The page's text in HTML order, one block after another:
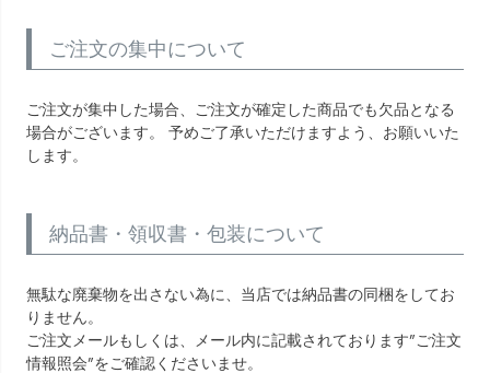
ご注文の集中について
ご注文が集中した場合、ご注文が確定した商品でも欠品となる
場合がございます。 予めご了承いただけますよう、お願いいた
します。
納品書・領収書・包装について
無駄な廃棄物を出さない為に、当店では納品書の同梱をしてお
りません。
ご注文メールもしくは、メール内に記載されております”ご注文
情報照会”をご確認くださいませ。